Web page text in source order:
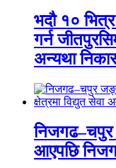
भदौ १०
गर्न
अन्यथा
निजगढ–चपुर
आएपछि